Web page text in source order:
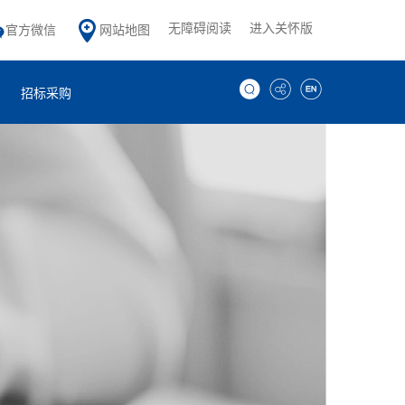
官方微信 网站地图 无障碍阅读 进入关怀版
招标采购